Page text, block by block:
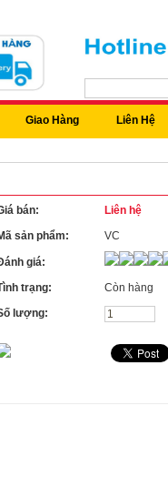
Giao Hàng Liên Hệ
bán:
Liên hệ
sản phẩm:
VC
giá:
trạng:
Còn hàng
lượng: